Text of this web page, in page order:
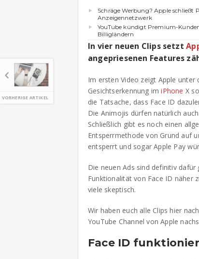
VORHERIGE ARTIKEL
Schräge Werbung? Apple
Anzeigennetzwerk
YouTube kündigt Premium-
Billigländern
In vier neuen Clips setzt
angepriesenen Features
Im ersten Video zeigt Apple unter
Gesichtserkennung imiPhone X
die Tatsache, dass Face ID
Die Animojis dürfen natürlich
Schließlich gibt es noch einen
Entsperrmethode von Grund auf
entsperrt und sogar Apple Pay
Die neuen Ads sind definitiv
Funktionalität von Face ID näher
viele skeptisch.
Wir haben euch alle Clips hier
YouTube Channel von Apple
Face ID